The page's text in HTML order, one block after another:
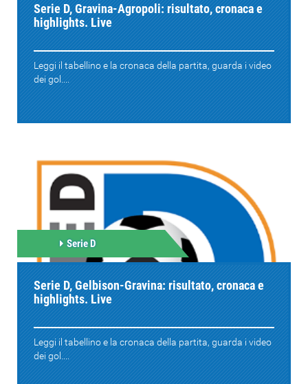
Serie D, Gravina-Agropoli: risultato, cronaca e
highlights. Live
Leggi il tabellino e la cronaca della partita, guarda i video
dei gol....
Serie D
Serie D, Gelbison-Gravina: risultato, cronaca e
highlights. Live
Leggi il tabellino e la cronaca della partita, guarda i video
dei gol....